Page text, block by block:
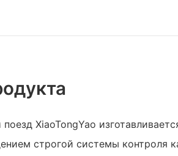
XiaoTongYao
строгой системы контроля